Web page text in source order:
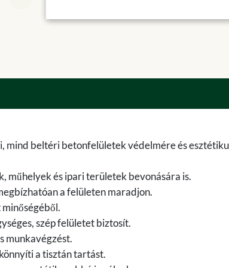
beltéri betonfelületek védelmére és
műhelyek és ipari területek bevonására is.
a felületen maradjon.
szép felületet biztosít.
munkavégzést.
a tisztán tartást.